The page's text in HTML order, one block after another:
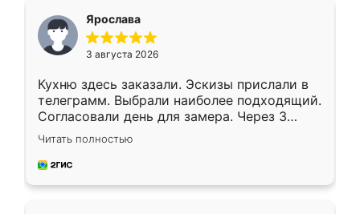
Ярослава
3 августа 2026
Кухню здесь заказали. Эскизы прислали в
телеграмм. Выбрали наиболее подходящий.
Согласовали день для замера. Через 3
недели кухня была уже готова. Остались
довольны работой. Спасибо Ренессанс
мебель за качественную работу!
Читать полностью